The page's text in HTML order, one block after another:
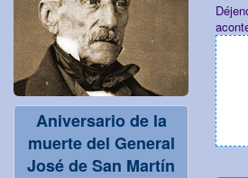
Aniversario de la
muerte del General
José de San Martín